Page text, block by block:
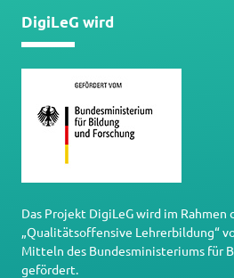
DigiLeG wird
Das Projekt DigiLeG wird im Rahmen
„Qualitätsoffensive Lehrerbildung“
Mitteln des Bundesministeriums für
gefördert.